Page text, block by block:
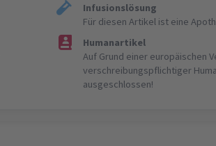
Infusionslösung
Für diesen Artikel ist eine
Humanartikel
Auf Grund einer europäischen
verschreibungspflichtiger
ausgeschlossen!